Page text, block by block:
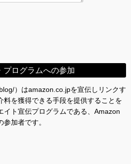
プログラムへの参加
）はamazon.co.jpを宣伝しリンクす
料を獲得できる手段を提供することを
イト宣伝プログラムである、Amazon
加者です。